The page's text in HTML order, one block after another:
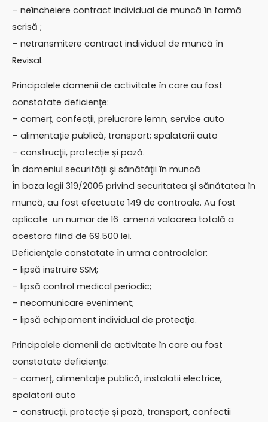
– neîncheiere contract individual de muncă în formă
scrisă ;
– netransmitere contract individual de muncă în
Revisal.
Principalele domenii de activitate în care au fost
constatate deficienţe:
– comerț, confecții, prelucrare lemn, service auto
– alimentație publică, transport; spalatorii auto
– construcţii, protecție și pază.
În domeniul securităţii şi sănătăţii în muncă
În baza legii 319/2006 privind securitatea şi sănătatea în
muncă, au fost efectuate 149 de controale. Au fost
aplicate un numar de 16 amenzi valoarea totală a
acestora fiind de 69.500 lei.
Deficienţele constatate în urma controalelor:
– lipsă instruire SSM;
– lipsă control medical periodic;
– necomunicare eveniment;
– lipsă echipament individual de protecţie.
Principalele domenii de activitate în care au fost
constatate deficienţe:
– comerț, alimentație publică, instalatii electrice,
spalatorii auto
– construcţii, protecție și pază, transport, confectii